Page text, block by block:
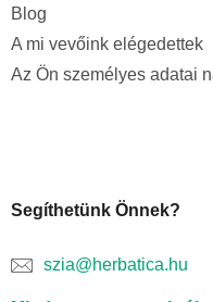
Blog
A mi vevőink elégedettek
Az Ön személyes adatai
Segíthetünk Önnek?
szia@herbatica.hu